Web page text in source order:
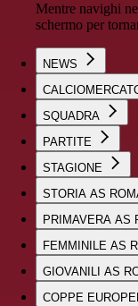
Mentre navighi
schermo per
NEWS
SQUADRA
PARTITE
STAGIONE
STORIA AS
PRIMAVERA AS
FEMMINILE AS
GIOVANILI AS
COPPE